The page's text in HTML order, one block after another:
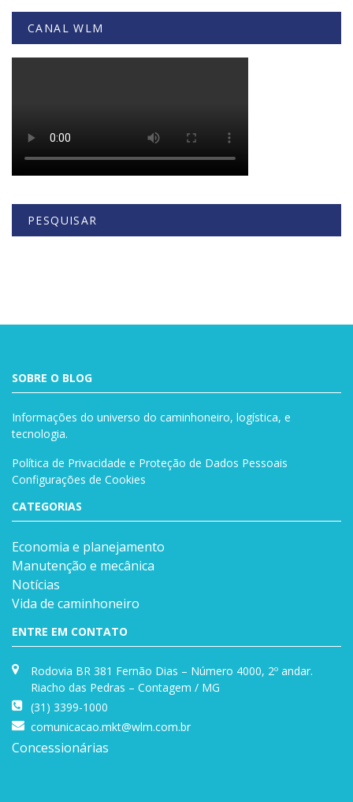
CANAL WLM
PESQUISAR
SOBRE O BLOG
Informações do universo do caminhoneiro, logística, e
tecnologia.
Política de Privacidade e Proteção de Dados Pessoais
Configurações de Cookies
CATEGORIAS
Economia e planejamento
Manutenção e mecânica
Notícias
Vida de caminhoneiro
ENTRE EM CONTATO
Rodovia BR 381 Fernão Dias – Número 4000, 2º andar.
Riacho das Pedras – Contagem / MG
(31) 3399-1000
comunicacao.mkt@wlm.com.br
Concessionárias